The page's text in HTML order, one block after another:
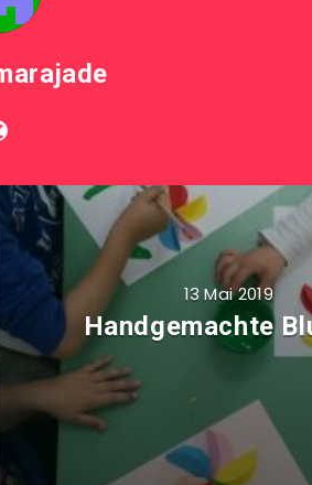
13 Mai 2019
Handgemachte